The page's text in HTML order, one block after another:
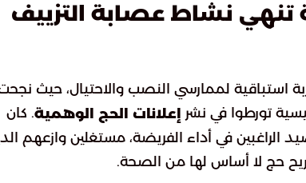
تنهي نشاط عصابة التزييف
استباقية لممارسي النصب والاحتيال، حيث
تورطوا في نشر
إعلانات الحج الوهمية. كان
في أداء الفريضة، مستغلين وازعهم
حج لا أساس لها من الصحة.